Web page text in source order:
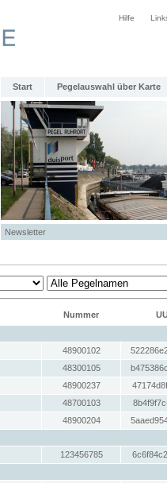
Hilfe
Start Pegelauswahl über Karte
Newsletter
Nummer
48900102
48300105
48900237
48700103
48900204
123456785